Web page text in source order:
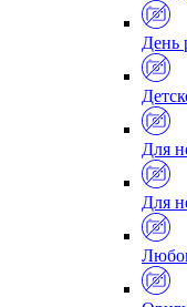
День
Для
Для